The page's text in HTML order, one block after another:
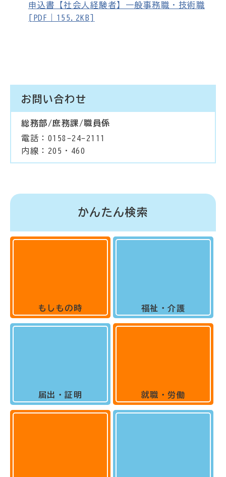
申込書【社会人経験者】一般事務職・技術職
[PDF｜155.2KB]
お問い合わせ
総務部/庶務課/職員係
電話：0158-24-2111
内線：205・460
かんたん検索
もしもの時
届出・証明
福祉・介護
就職・労働